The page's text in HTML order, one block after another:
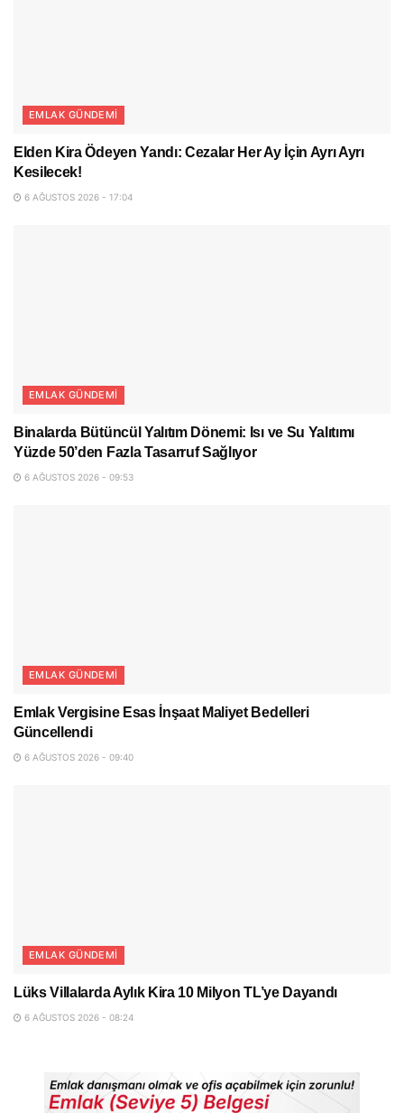
EMLAK GÜNDEMI
Elden Kira Ödeyen Yandı: Cezalar Her Ay İçin Ayrı Ayrı
Kesilecek!
6 AĞUSTOS 2026 - 17:04
EMLAK GÜNDEMI
Binalarda Bütüncül Yalıtım Dönemi: Isı ve Su Yalıtımı
Yüzde 50’den Fazla Tasarruf Sağlıyor
6 AĞUSTOS 2026 - 09:53
EMLAK GÜNDEMI
Emlak Vergisine Esas İnşaat Maliyet Bedelleri
Güncellendi
6 AĞUSTOS 2026 - 09:40
EMLAK GÜNDEMI
Lüks Villalarda Aylık Kira 10 Milyon TL’ye Dayandı
6 AĞUSTOS 2026 - 08:24